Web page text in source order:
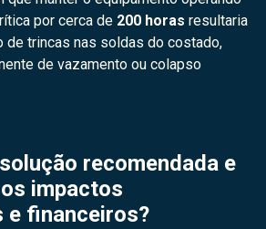
por cerca de 200 horas resultaria
de trincas nas soldas do costado,
de vazamento ou colapso
recomendada e
impactos
e financeiros?